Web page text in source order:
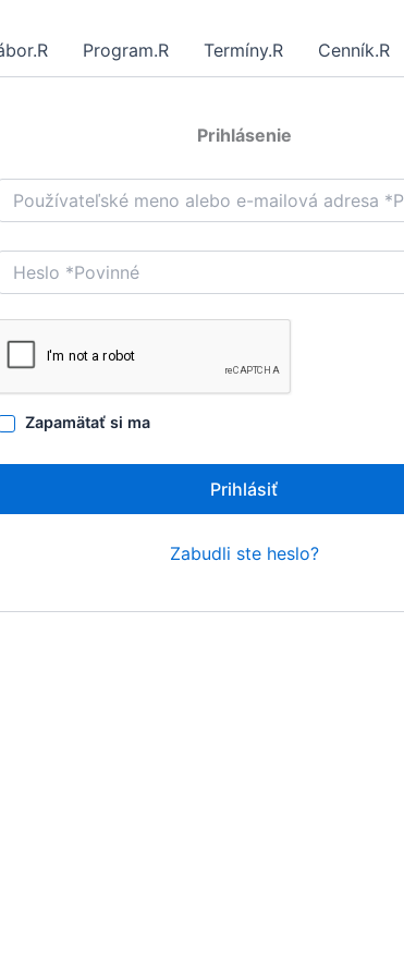
Program.R Termíny.R Cenník.R
Prihlásenie
Zapamätať si ma
Prihlásiť
Zabudli ste heslo?